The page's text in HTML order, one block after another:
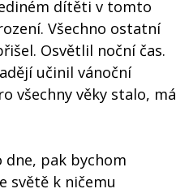
dítěti v tomto
Všechno ostatní
Osvětlil noční čas.
učinil vánoční
všechny věky stalo, má
dne, pak bychom
světě k ničemu